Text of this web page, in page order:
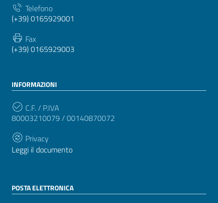
Telefono
(+39) 0165929001
Fax
(+39) 0165929003
INFORMAZIONI
C.F. / P.IVA
80003210079 / 00140870072
Privacy
Leggi il documento
POSTA ELETTRONICA